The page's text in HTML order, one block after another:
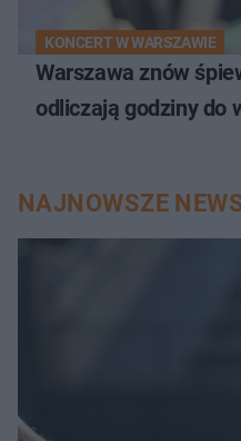
KONCERT W WARSZAWIE
Warszawa znów
odliczają godziny do
NAJNOWSZE